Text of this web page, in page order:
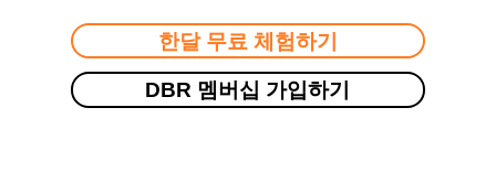
한달 무료 체험하기
DBR 멤버십 가입하기